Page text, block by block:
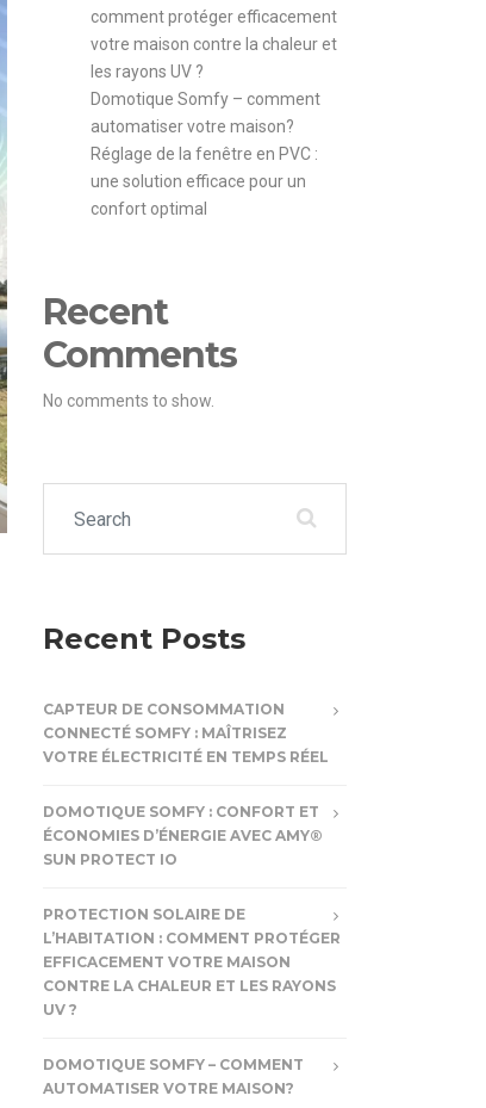
comment protéger efficacement
votre maison contre la chaleur et
les rayons UV ?
Domotique Somfy – comment
automatiser votre maison?
Réglage de la fenêtre en PVC :
une solution efficace pour un
confort optimal
Recent
Comments
No comments to show.
Recent Posts
CAPTEUR DE CONSOMMATION
CONNECTÉ SOMFY : MAÎTRISEZ
VOTRE ÉLECTRICITÉ EN TEMPS RÉEL
DOMOTIQUE SOMFY : CONFORT ET
ÉCONOMIES D’ÉNERGIE AVEC AMY®
SUN PROTECT IO
PROTECTION SOLAIRE DE
L’HABITATION : COMMENT PROTÉGER
EFFICACEMENT VOTRE MAISON
CONTRE LA CHALEUR ET LES RAYONS
UV ?
DOMOTIQUE SOMFY – COMMENT
AUTOMATISER VOTRE MAISON?